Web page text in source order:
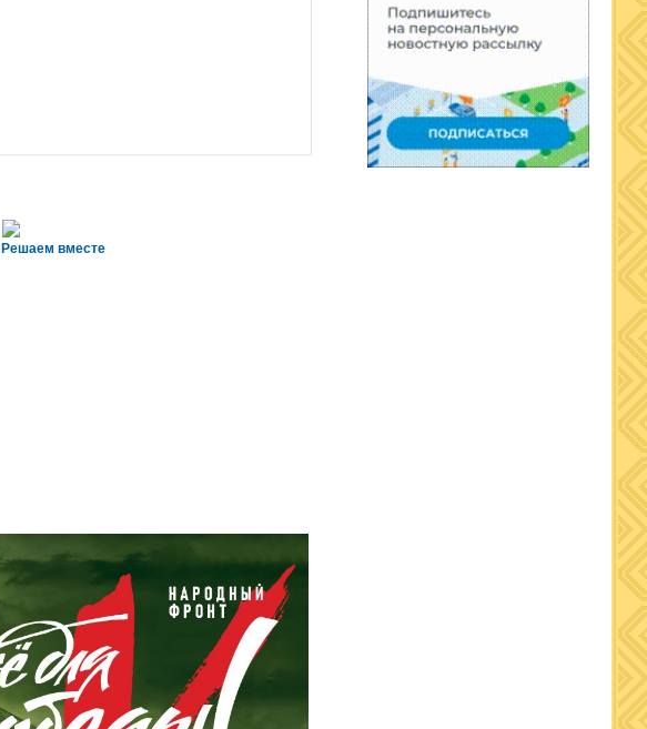
Решаем вместе